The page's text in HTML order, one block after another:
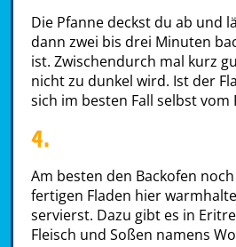
Die Pfanne deckst du ab und
dann zwei bis drei Minuten
ist. Zwischendurch mal kurz
nicht zu dunkel wird. Ist der
sich im besten Fall selbst vom
4.
Am besten den Backofen
fertigen Fladen hier
servierst. Dazu gibt es in
Fleisch und Soßen namens